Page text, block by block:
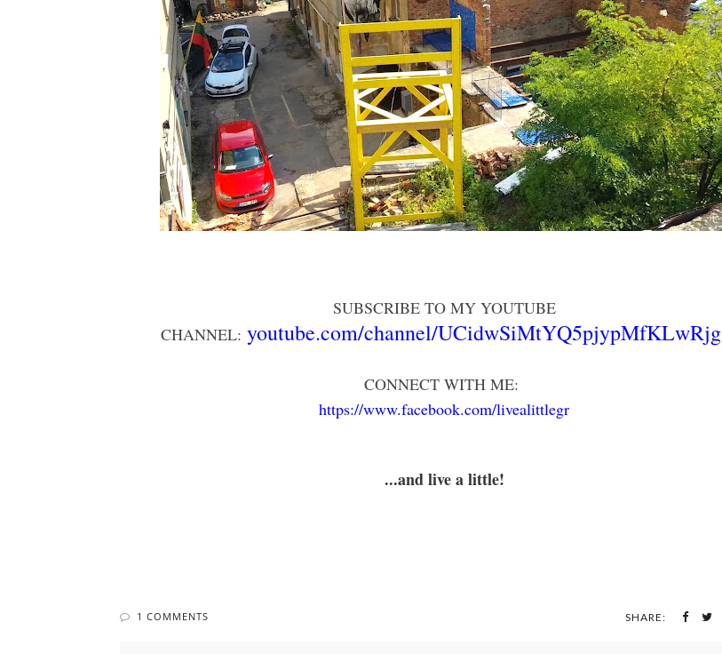
SUBSCRIBE TO MY YOUTUBE
CHANNEL: youtube.com/channel/UCidwSiMtYQ5pjypMfKLwRjg
CONNECT WITH ME:
https://www.facebook.com/livealittlegr
...and live a little!
1 COMMENTS SHARE: